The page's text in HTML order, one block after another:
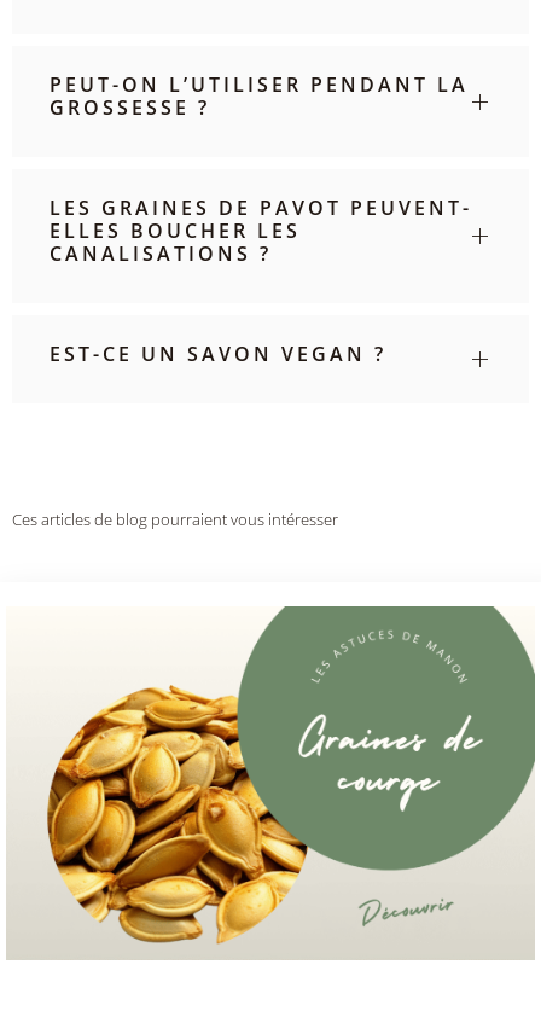
PEUT-ON L’UTILISER PENDANT LA
GROSSESSE ?
LES GRAINES DE PAVOT PEUVENT-
ELLES BOUCHER LES
CANALISATIONS ?
EST-CE UN SAVON VEGAN ?
Ces articles de blog pourraient vous intéresser